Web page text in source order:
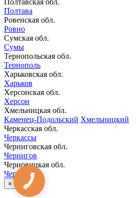
Полтава
Ровенская обл.
Ровно
Сумская обл.
Сумы
Тернопольская обл.
Тернополь
Харьковская обл.
Харьков
Херсонская обл.
Херсон
Хмельницкая обл.
Каменец-Подольский Хмельницкий
Черкасская обл.
Черкассы
Черниговская обл.
Чернигов
Черновицкая обл.
Черновцы
×
КНОПКА
ЗВ'ЯЗКУ